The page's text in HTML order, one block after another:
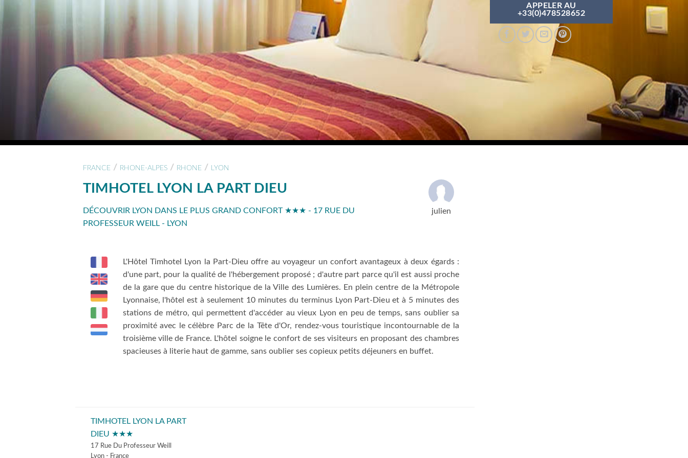
FRANCE / RHONE-ALPES / RHONE / LYON
TIMHOTEL LYON LA PART DIEU
DÉCOUVRIR LYON DANS LE PLUS GRAND CONFORT ★★★ - 17 RUE DU
PROFESSEUR WEILL - LYON
julien
L'Hôtel Timhotel Lyon la Part-Dieu offre au voyageur un confort avantageux à deux égards :
d'une part, pour la qualité de l'hébergement proposé ; d'autre part parce qu'il est aussi proche
de la gare que du centre historique de la Ville des Lumières. En plein centre de la Métropole
Lyonnaise, l'hôtel est à seulement 10 minutes du terminus Lyon Part-Dieu et à 5 minutes des
stations de métro, qui permettent d'accéder au vieux Lyon en peu de temps, sans oublier sa
proximité avec le célèbre Parc de la Tête d'Or, rendez-vous touristique incontournable de la
troisième ville de France. L'hôtel soigne le confort de ses visiteurs en proposant des chambres
spacieuses à literie haut de gamme, sans oublier ses copieux petits déjeuners en buffet.
TIMHOTEL LYON LA PART
DIEU ★★★
17 Rue Du Professeur Weill
Lyon - France
APPELER AU
+33(0)478528652